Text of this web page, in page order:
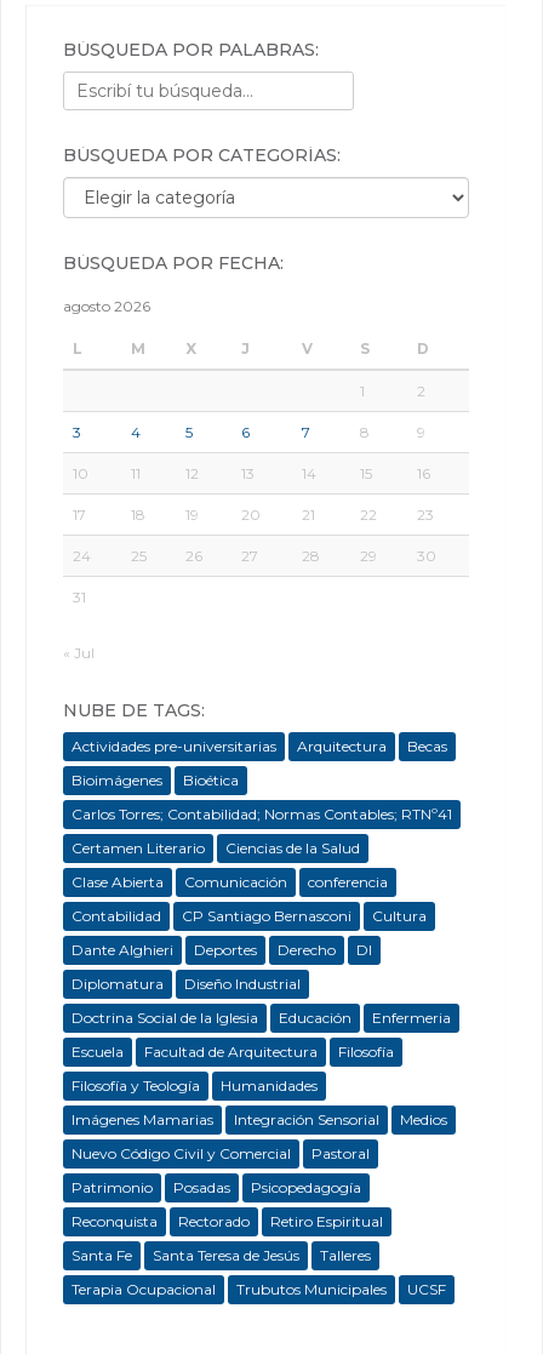
BÚSQUEDA POR PALABRAS:
BÚSQUEDA POR CATEGORÍAS:
Búsqueda por categorías:
BÚSQUEDA POR FECHA:
agosto 2026
L M X J V S D
1 2
3 4 5 6 7 8 9
10 11 12 13 14 15 16
17 18 19 20 21 22 23
24 25 26 27 28 29 30
31
« Jul
NUBE DE TAGS:
Actividades pre-universitarias Arquitectura
Becas
Bioimágenes
Bioética
Carlos Torres; Contabilidad; Normas Contables; RTNº41
Certamen Literario
Ciencias de la Salud
Clase Abierta
Comunicación
conferencia
Contabilidad
CP Santiago Bernasconi
Cultura
Dante Alghieri
Deportes Derecho
DI
Diplomatura
Diseño Industrial
Doctrina Social de la Iglesia
Educación
Enfermeria
Escuela
Facultad de Arquitectura
Filosofía
Filosofía y Teología
Humanidades
Imágenes Mamarias
Integración Sensorial
Medios
Nuevo Código Civil y Comercial
Pastoral
Patrimonio
Posadas
Psicopedagogía
Reconquista
Rectorado
Retiro Espiritual
Santa Fe
Santa Teresa de Jesús
Talleres
Terapia Ocupacional
Trubutos Municipales UCSF